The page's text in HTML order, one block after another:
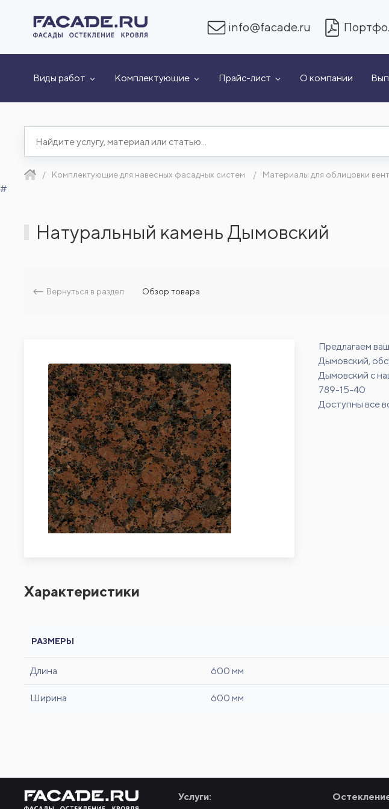
info@facade.ru
Виды работ Комплектующие Прайс-лист О компании
Комплектующие для навесных фасадных систем Материалы для облицовки
#
Натуральный камень Дымовский
Вернуться в раздел Обзор товара
Предлагаем
Дымовский,
Дымовский с
789-15-40
Доступны все
Характеристики
РАЗМЕРЫ
Длина 600 мм
Ширина 600 мм
Услуги: